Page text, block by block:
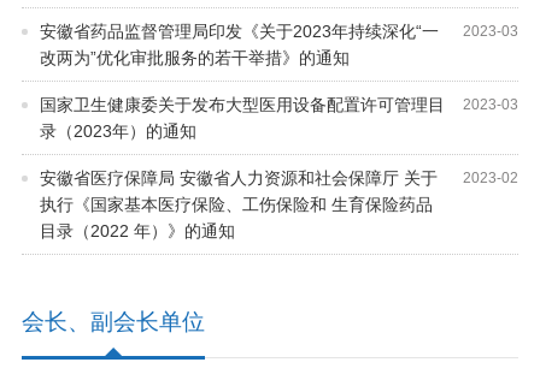
2023-03
安徽省药品监督管理局印发《关于2023年持续深化“一
改两为”优化审批服务的若干举措》的通知
2023-03
国家卫生健康委关于发布大型医用设备配置许可管理目
录（2023年）的通知
2023-02
安徽省医疗保障局 安徽省人力资源和社会保障厅 关于
执行《国家基本医疗保险、工伤保险和 生育保险药品
目录（2022 年）》的通知
会长、副会长单位